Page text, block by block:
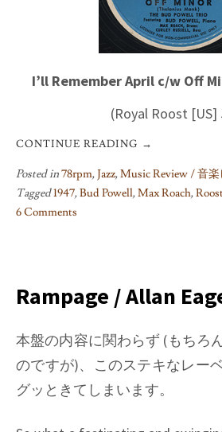
I’ll Remember April c/w Off
(Royal Roost [US]
CONTINUE READING →
Posted in78rpm,Jazz,Music Review / 音
Tagged1947,Bud Powell,Max Roach,Roost
6 Comments
Bud
Powell
Rampage / Allan
本盤の内容に関わらず (もちろ
のですが)、このステキなレー
グッときてしまいます。